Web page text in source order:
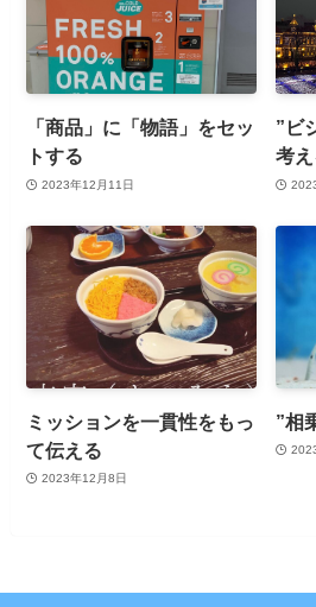
「商品」に「物語」をセッ
トする
2023年12月11日
”ビ
考
ミッションを一貫性をもっ
て伝える
2023年12月8日
”相